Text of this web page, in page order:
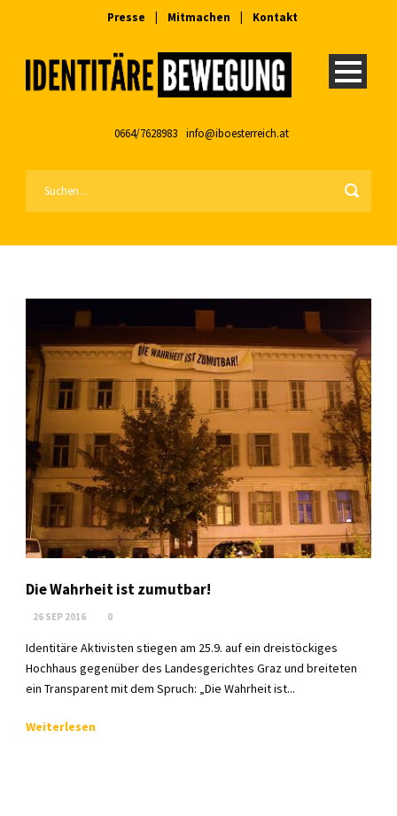
Presse Mitmachen Kontakt
0664/7628983 info@iboesterreich.at
Die Wahrheit ist zumutbar!
26 SEP 2016 0
Identitäre Aktivisten stiegen am 25.9. auf ein dreistöckiges
Hochhaus gegenüber des Landesgerichtes Graz und breiteten
ein Transparent mit dem Spruch: „Die Wahrheit ist...
Weiterlesen